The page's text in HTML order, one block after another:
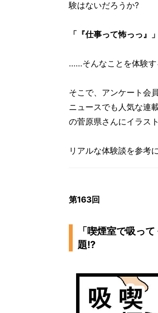
験はないだろうか?
「『仕事って怖っっ』」
……そんなことを体験す
そこで、アンケート会
ニュースでも人気な連
の菅原県さんにイラス
リアルな体験談を参考
第163回
「喫煙室で吸っ
題!?